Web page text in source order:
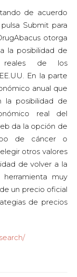
de acuerdo
Submit para
otorga
la posibilidad de
reales de los
En la parte
anual que
la posibilidad de
real del
da la opción de
de cáncer o
otros valores
de volver a la
muy
un precio oficial
de precios